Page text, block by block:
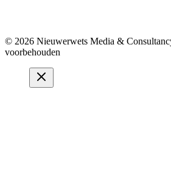
© 2026 Nieuwerwets Media &
voorbehouden